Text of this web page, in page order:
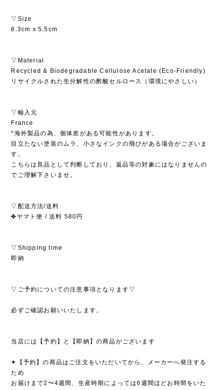
▽Size
8.3cm x 5.5cm
▽Material
Recycled & Biodegradable Cellulose Acetate (Eco-Friendly)
リサイクルされた生分解性の酢酸セルロース（環境にやさしい）
▽輸入元
France
*海外製品の為、個体差がある可能性があります。
目立たない塗装のムラ、小さなインクの飛びがある場合がございま
す。
こちらは良品として判断しており、返品等の対象にはなりませんの
でご理解下さいませ。
▽配送方法/送料
✤ヤマト便 / 送料 580円
▽Shipping time
即納
▽ご予約についての注意事項となります▽
必ずご確認お願いいたします。
当店には【予約】と【即納】の商品がございます
✦【予約】の商品はご注文をいただいてから、メーカーへ発注する
ため
お届けまで2〜4週間、生産時期によっては6週間ほどお時間をいた